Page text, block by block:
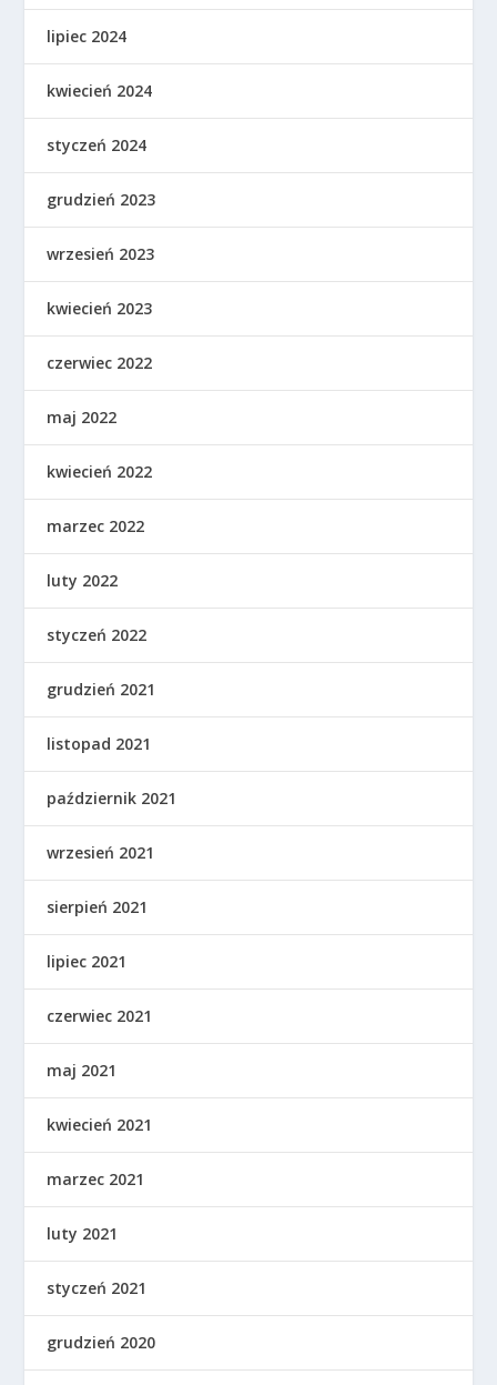
lipiec 2024
kwiecień 2024
styczeń 2024
grudzień 2023
wrzesień 2023
kwiecień 2023
czerwiec 2022
maj 2022
kwiecień 2022
marzec 2022
luty 2022
styczeń 2022
grudzień 2021
listopad 2021
październik 2021
wrzesień 2021
sierpień 2021
lipiec 2021
czerwiec 2021
maj 2021
kwiecień 2021
marzec 2021
luty 2021
styczeń 2021
grudzień 2020